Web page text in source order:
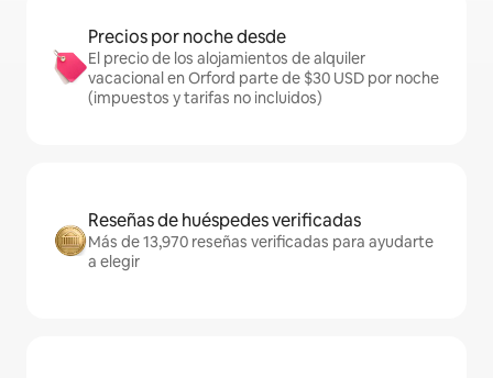
Precios por noche desde
El precio de los alojamientos de alquiler
vacacional en Orford parte de $30 USD por noche
(impuestos y tarifas no incluidos)
Reseñas de huéspedes verificadas
Más de 13,970 reseñas verificadas para ayudarte
a elegir